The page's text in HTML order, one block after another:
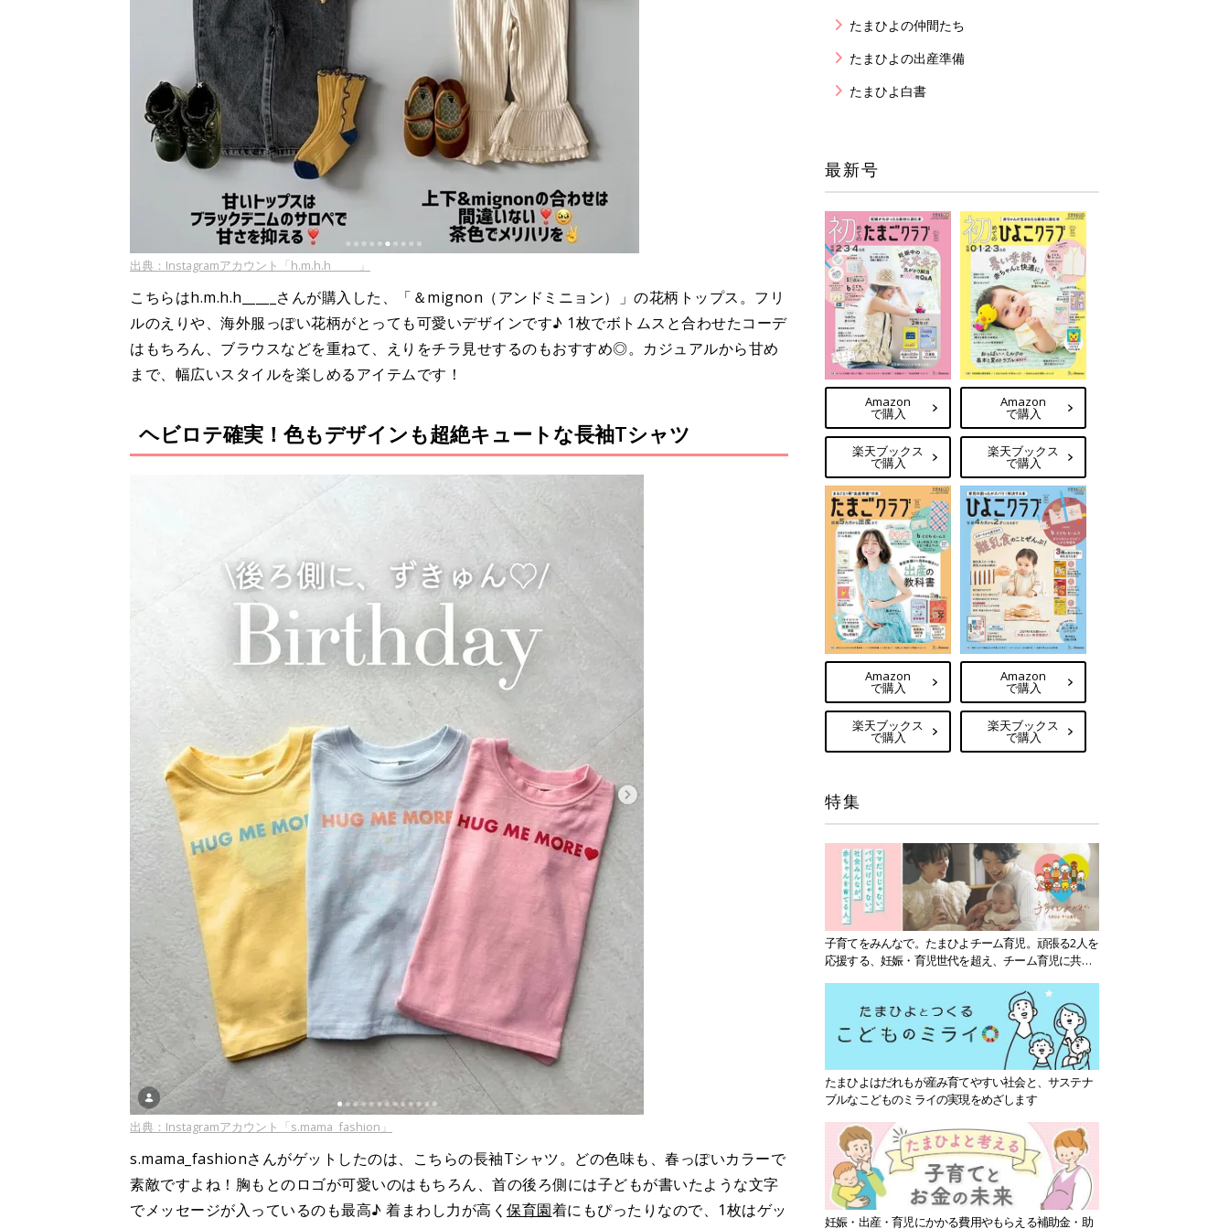
出典：Instagramアカウント「h.m.h.h_____」
こちらはh.m.h.h_____さんが購入した、「＆mignon（アンドミニョン）」の花柄トップス。フリ
ルのえりや、海外服っぽい花柄がとっても可愛いデザインです♪ 1枚でボトムスと合わせたコーデ
はもちろん、ブラウスなどを重ねて、えりをチラ見せするのもおすすめ◎。カジュアルから甘め
まで、幅広いスタイルを楽しめるアイテムです！
ヘビロテ確実！色もデザインも超絶キュートな長袖Tシャツ
出典：Instagramアカウント「s.mama_fashion」
s.mama_fashionさんがゲットしたのは、こちらの長袖Tシャツ。どの色味も、春っぽいカラーで
素敵ですよね！胸もとのロゴが可愛いのはもちろん、首の後ろ側には子どもが書いたような文字
でメッセージが入っているのも最高♪ 着まわし力が高く 保育園着にもぴったりなので、1枚はゲッ
たまひよの仲間たち
たまひよの出産準備
たまひよ白書
最新号
Amazon
で購入
楽天ブックス
で購入
Amazon
で購入
楽天ブックス
で購入
Amazon
で購入
楽天ブックス
で購入
Amazon
で購入
楽天ブックス
で購入
特集
子育てをみんなで。たまひよチーム育児。頑張る2人を
応援する、妊娠・育児世代を超え、チーム育児に共感
たまひよはだれもが産み育てやすい社会と、サステナ
ブルなこどものミライの実現をめざします
妊娠・出産・育児にかかる費用やもらえる補助金・助